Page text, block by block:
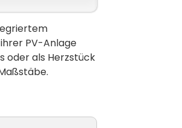
PV-Anlage
oder als Herzstück